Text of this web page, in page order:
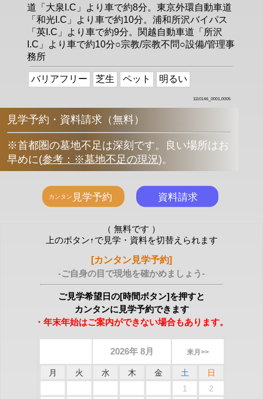
道「大泉I.C」より車で約8分。東京外環自動車道
「和光I.C」より車で約10分。浦和所沢バイパス
「英I.C」より車で約9分。関越自動車道「所沢
I.C」より車で約10分○宗教/宗教不問○設備/管理事
務所
バリアフリー 芝生 ペット 明るい
1110146_0001,0005
見学予約・資料請求（無料）
※首都圏の墓地不足は深刻です。良い場所はお
早めに(参考：※墓地不足の現況)。
（ 無料です ）
上のボタン↑で見学・資料を切替えられます
[カンタン見学予約]
-ご自身の目で現地を確かめましょう-
ご見学希望日の[時間ボタン]を押すと
カンタンに見学予約できます
・年末年始はご案内ができない場合もあります。
2026年 8月 来月>>
月 火 水 木 金 土
日
1
2